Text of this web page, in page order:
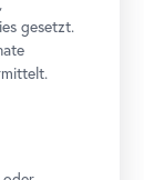
gesetzt.